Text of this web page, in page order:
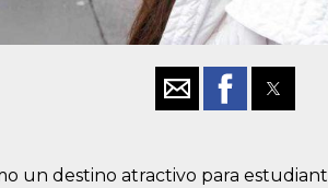
un destino atractivo para